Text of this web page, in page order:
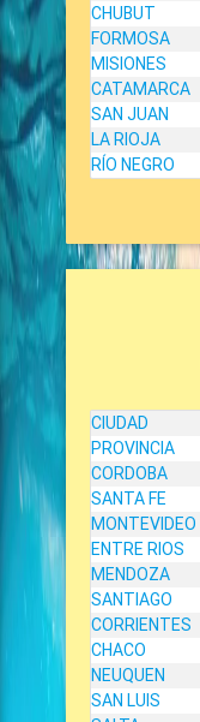
CHUBUT
FORMOSA
MISIONES
CATAMARCA
SAN JUAN
LA RIOJA
RÍO NEGRO
CIUDAD
PROVINCIA
CORDOBA
SANTA FE
MONTEVIDEO
ENTRE RIOS
MENDOZA
SANTIAGO
CORRIENTES
CHACO
NEUQUEN
SAN LUIS